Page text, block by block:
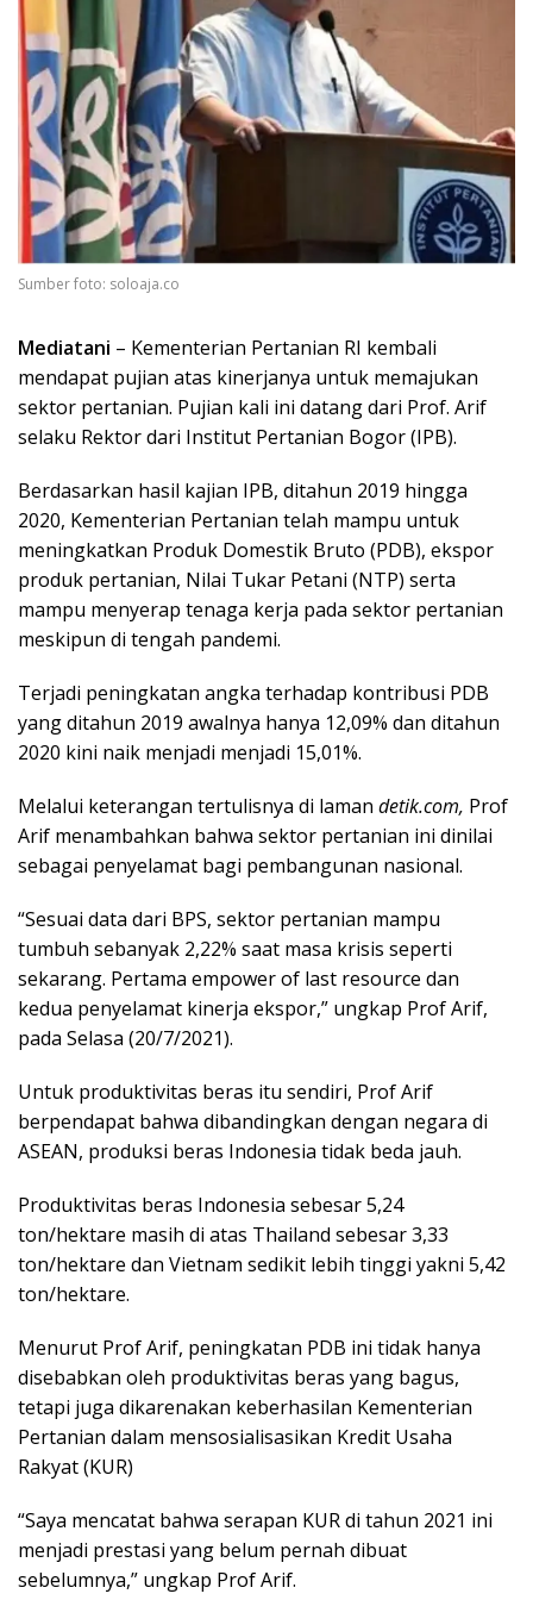
Sumber foto: soloaja.co
Mediatani – Kementerian Pertanian RI kembali
mendapat pujian atas kinerjanya untuk memajukan
sektor pertanian. Pujian kali ini datang dari Prof. Arif
selaku Rektor dari Institut Pertanian Bogor (IPB).
Berdasarkan hasil kajian IPB, ditahun 2019 hingga
2020, Kementerian Pertanian telah mampu untuk
meningkatkan Produk Domestik Bruto (PDB), ekspor
produk pertanian, Nilai Tukar Petani (NTP) serta
mampu menyerap tenaga kerja pada sektor pertanian
meskipun di tengah pandemi.
Terjadi peningkatan angka terhadap kontribusi PDB
yang ditahun 2019 awalnya hanya 12,09% dan ditahun
2020 kini naik menjadi menjadi 15,01%.
Melalui keterangan tertulisnya di laman detik.com, Prof
Arif menambahkan bahwa sektor pertanian ini dinilai
sebagai penyelamat bagi pembangunan nasional.
“Sesuai data dari BPS, sektor pertanian mampu
tumbuh sebanyak 2,22% saat masa krisis seperti
sekarang. Pertama empower of last resource dan
kedua penyelamat kinerja ekspor,” ungkap Prof Arif,
pada Selasa (20/7/2021).
Untuk produktivitas beras itu sendiri, Prof Arif
berpendapat bahwa dibandingkan dengan negara di
ASEAN, produksi beras Indonesia tidak beda jauh.
Produktivitas beras Indonesia sebesar 5,24
ton/hektare masih di atas Thailand sebesar 3,33
ton/hektare dan Vietnam sedikit lebih tinggi yakni 5,42
ton/hektare.
Menurut Prof Arif, peningkatan PDB ini tidak hanya
disebabkan oleh produktivitas beras yang bagus,
tetapi juga dikarenakan keberhasilan Kementerian
Pertanian dalam mensosialisasikan Kredit Usaha
Rakyat (KUR)
“Saya mencatat bahwa serapan KUR di tahun 2021 ini
menjadi prestasi yang belum pernah dibuat
sebelumnya,” ungkap Prof Arif.